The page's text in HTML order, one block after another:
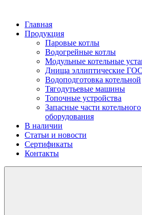
Главная
Продукция
Паровые котлы
Водогрейные котлы
Модульные котельные
Днища эллиптические
Водоподготовка котельной
Тягодутьевые машины
Топочные устройства
Запасные части котельного
оборудования
В наличии
Статьи и новости
Сертификаты
Контакты